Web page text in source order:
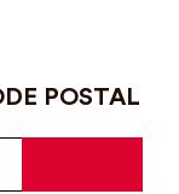
POSTAL